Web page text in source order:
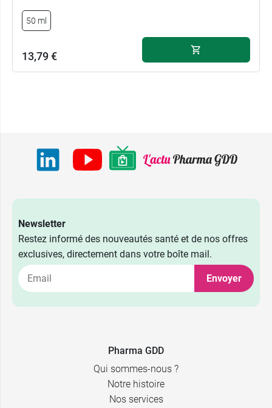
50 ml
13,79 €
Newsletter
Restez informé des nouveautés santé et de nos offres
exclusives, directement dans votre boîte mail.
Envoyer
Pharma GDD
Qui sommes-nous ?
Notre histoire
Nos services